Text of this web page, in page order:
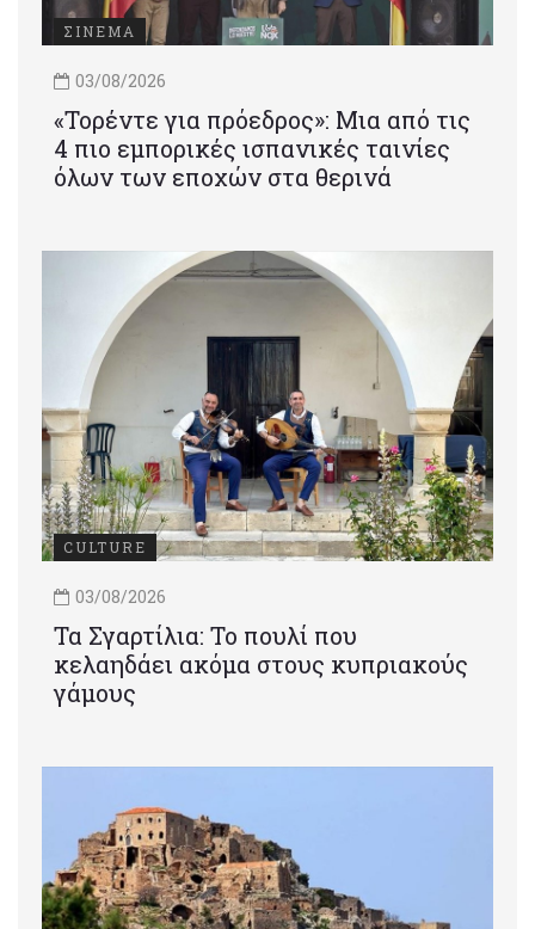
ΣΙΝΕΜΑ
03/08/2026
«Τορέντε για πρόεδρος»: Mια από τις
4 πιο εμπορικές ισπανικές ταινίες
όλων των εποχών στα θερινά
CULTURE
03/08/2026
Τα Σγαρτίλια: Το πουλί που
κελαηδάει ακόμα στους κυπριακούς
γάμους